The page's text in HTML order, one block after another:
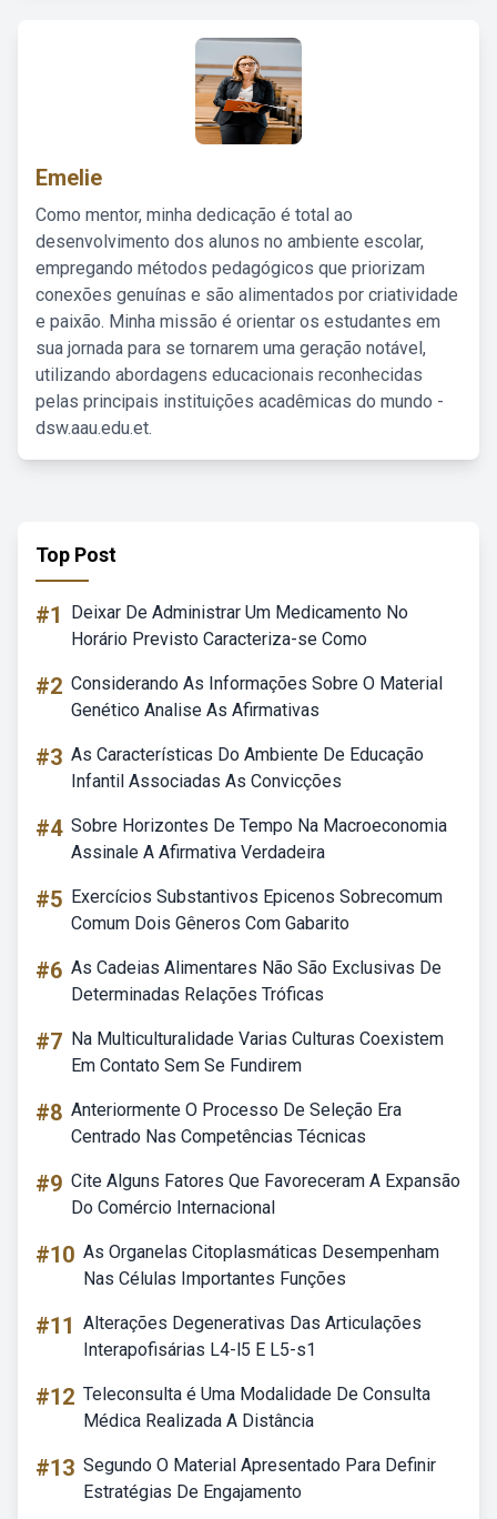
Emelie
Como mentor, minha dedicação é total ao
desenvolvimento dos alunos no ambiente escolar,
empregando métodos pedagógicos que priorizam
conexões genuínas e são alimentados por criatividade
e paixão. Minha missão é orientar os estudantes em
sua jornada para se tornarem uma geração notável,
utilizando abordagens educacionais reconhecidas
pelas principais instituições acadêmicas do mundo -
dsw.aau.edu.et.
Top Post
#1
Deixar De Administrar Um Medicamento No
Horário Previsto Caracteriza-se Como
#2 Considerando As Informações Sobre O Material
Genético Analise As Afirmativas
#3 As Características Do Ambiente De Educação
Infantil Associadas As Convicções
#4 Sobre Horizontes De Tempo Na Macroeconomia
Assinale A Afirmativa Verdadeira
#5 Exercícios Substantivos Epicenos Sobrecomum
Comum Dois Gêneros Com Gabarito
#6 As Cadeias Alimentares Não São Exclusivas De
Determinadas Relações Tróficas
#7 Na Multiculturalidade Varias Culturas Coexistem
Em Contato Sem Se Fundirem
#8 Anteriormente O Processo De Seleção Era
Centrado Nas Competências Técnicas
#9 Cite Alguns Fatores Que Favoreceram A Expansão
Do Comércio Internacional
#10 As Organelas Citoplasmáticas Desempenham
Nas Células Importantes Funções
#11 Alterações Degenerativas Das Articulações
Interapofisárias L4-l5 E L5-s1
#12 Teleconsulta é Uma Modalidade De Consulta
Médica Realizada A Distância
#13 Segundo O Material Apresentado Para Definir
Estratégias De Engajamento